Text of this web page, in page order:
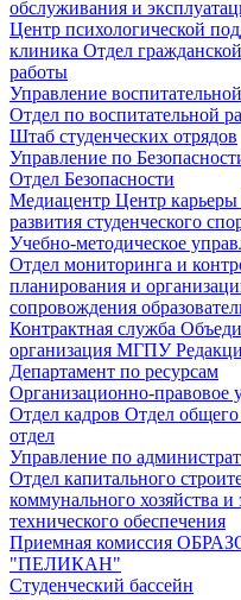
обслуживания и
Центр психологической
клиника Отдел
работы
Управление
Отдел по воспитательной
Штаб студенческих отрядов
Управление по
Отдел Безопасности
Медиацентр Центр карьеры
развития студенческого
Учебно-методическое
Отдел мониторинга и
планирования и
сопровождения
Контрактная служба
организация МГПУ
Департамент по ресурсам
Организационно-правовое
Отдел кадров Отдел общего
отдел
Управление по
Отдел капитального
коммунального хозяйства и
технического обеспечения
Приемная комиссия
"ПЕЛИКАН"
Студенческий бассейн